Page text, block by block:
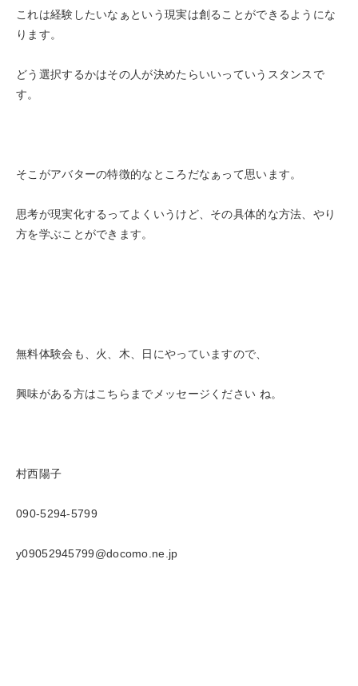
これは経験したいなぁという現実は創ることができるようにな
ります。
どう選択するかはその人が決めたらいいっていうスタンスで
す。
そこがアバターの特徴的なところだなぁって思います。
思考が現実化するってよくいうけど、その具体的な方法、やり
方を学ぶことができます。
無料体験会も、火、木、日にやっていますので、
興味がある方はこちらまでメッセージください ね。
村西陽子
090-5294-5799
y09052945799@docomo.ne.jp